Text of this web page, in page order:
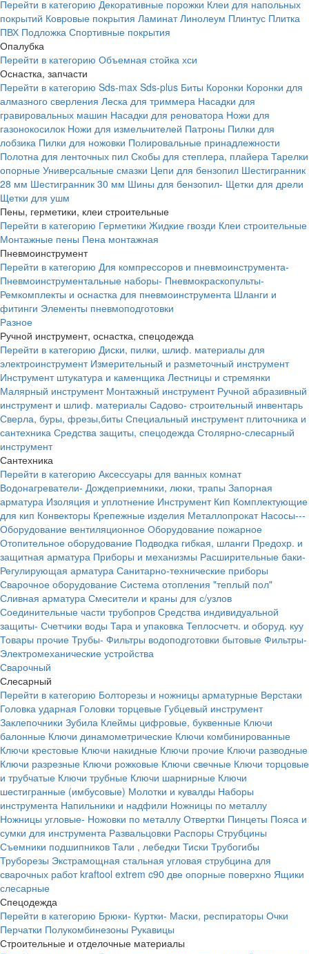
Перейти в категорию Декоративные порожки Клеи для напольных
покрытий Ковровые покрытия Ламинат Линолеум Плинтус Плитка
ПВХ Подложка Спортивные покрытия
Опалубка
Перейти в категорию Объемная стойка хси
Оснастка, запчасти
Перейти в категорию Sds-max Sds-plus Биты Коронки Коронки для
алмазного сверления Леска для триммера Насадки для
гравировальных машин Насадки для реноватора Ножи для
газонокосилок Ножи для измельчителей Патроны Пилки для
лобзика Пилки для ножовки Полировальные принадлежности
Полотна для ленточных пил Скобы для степлера, плайера Тарелки
опорные Универсальные смазки Цепи для бензопил Шестигранник
28 мм Шестигранник 30 мм Шины для бензопил- Щетки для дрели
Щетки для ушм
Пены, герметики, клеи строительные
Перейти в категорию Герметики Жидкие гвозди Клеи строительные
Монтажные пены Пена монтажная
Пневмоинструмент
Перейти в категорию Для компрессоров и пневмоинструмента-
Пневмоинструментальные наборы- Пневмокраскопульты-
Ремкомплекты и оснастка для пневмоинструмента Шланги и
фитинги Элементы пневмоподготовки
Разное
Ручной инструмент, оснастка, спецодежда
Перейти в категорию Диски, пилки, шлиф. материалы для
электроинструмент Измерительный и разметочный инструмент
Инструмент штукатура и каменщика Лестницы и стремянки
Малярный инструмент Монтажный инструмент Ручной абразивный
инструмент и шлиф. материалы Садово- строительный инвентарь
Сверла, буры, фрезы,биты Специальный инструмент плиточника и
сантехника Средства защиты, спецодежда Столярно-слесарный
инструмент
Сантехника
Перейти в категорию Аксессуары для ванных комнат
Водонагреватели- Дождеприемники, люки, трапы Запорная
арматура Изоляция и уплотнение Инструмент Кип Комплектующие
для кип Конвекторы Крепежные изделия Металлопрокат Насосы---
Оборудование вентиляционное Оборудование пожарное
Отопительное оборудование Подводка гибкая, шланги Предохр. и
защитная арматура Приборы и механизмы Расширительные баки-
Регулирующая арматура Санитарно-технические приборы
Сварочное оборудование Система отопления "теплый пол"
Сливная арматура Смесители и краны для с/узлов
Соединительные части трубопров Средства индивидуальной
защиты- Счетчики воды Тара и упаковка Теплосчетч. и оборуд. куу
Товары прочие Трубы- Фильтры водоподготовки бытовые Фильтры-
Электромеханические устройства
Сварочный
Слесарный
Перейти в категорию Болторезы и ножницы арматурные Верстаки
Головка ударная Головки торцевые Губцевый инструмент
Заклепочники Зубила Клеймы цифровые, буквенные Ключи
балонные Ключи динамометрические Ключи комбинированные
Ключи крестовые Ключи накидные Ключи прочие Ключи разводные
Ключи разрезные Ключи рожковые Ключи свечные Ключи торцовые
и трубчатые Ключи трубные Ключи шарнирные Ключи
шестигранные (имбусовые) Молотки и кувалды Наборы
инструмента Напильники и надфили Ножницы по металлу
Ножницы угловые- Ножовки по металлу Отвертки Пинцеты Пояса и
сумки для инструмента Развальцовки Распоры Струбцины
Съемники подшипников Тали , лебедки Тиски Трубогибы
Труборезы Экстрамощная стальная угловая струбцина для
сварочных работ kraftool extrem c90 две опорные поверхно Ящики
слесарные
Спецодежда
Перейти в категорию Брюки- Куртки- Маски, респираторы Очки
Перчатки Полукомбинезоны Рукавицы
Строительные и отделочные материалы